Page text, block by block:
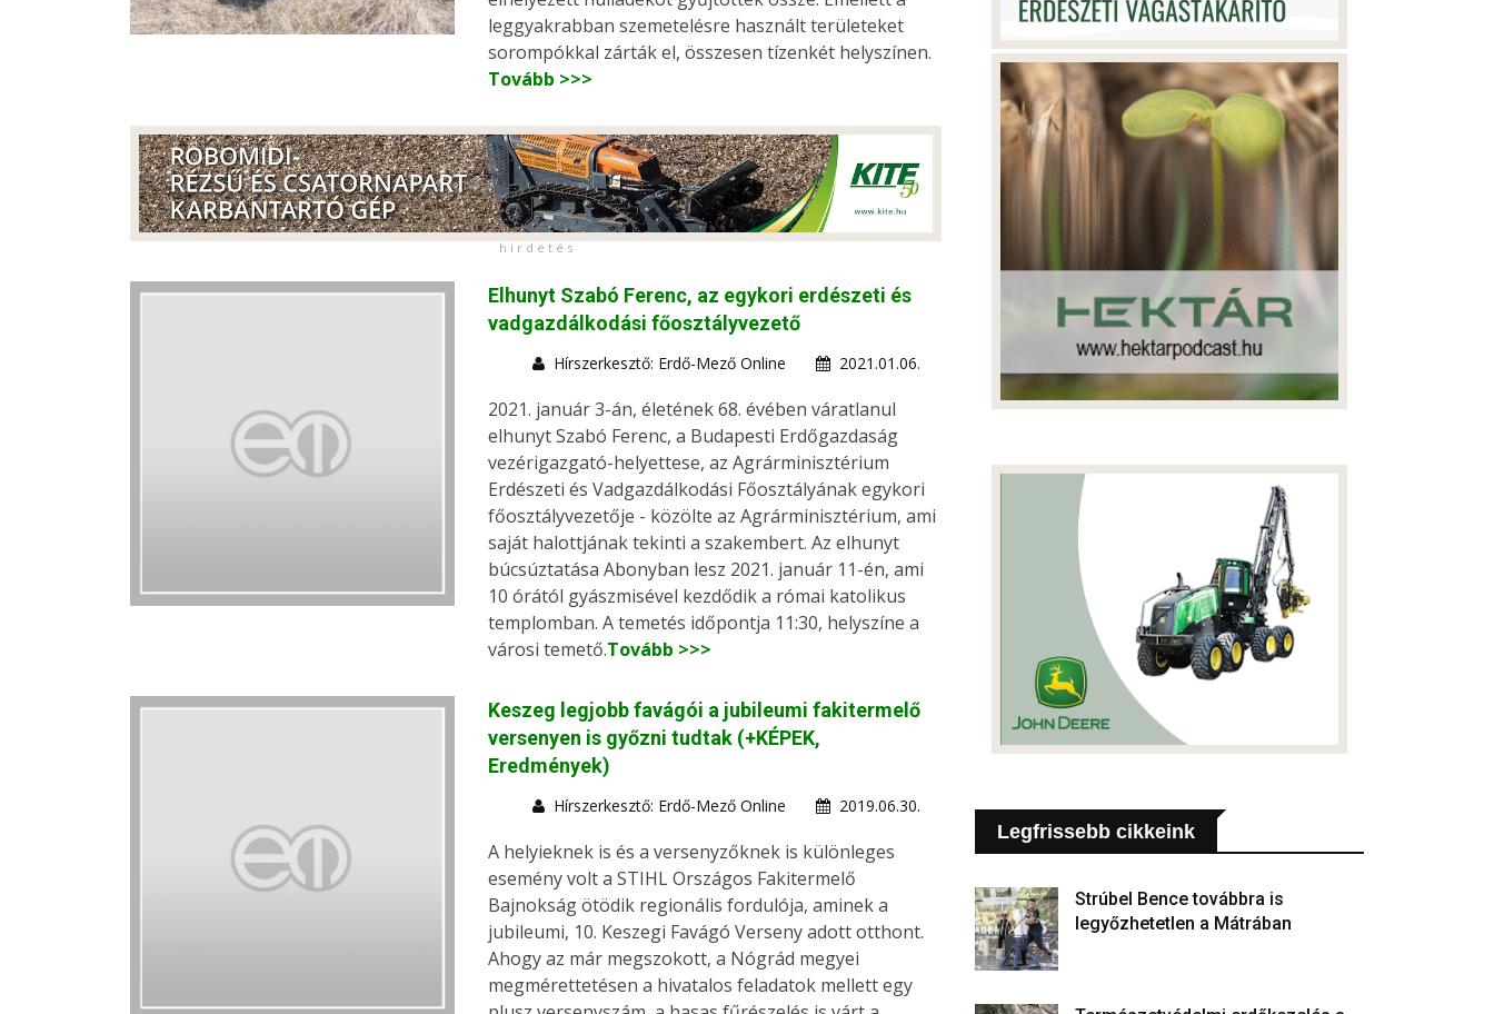
leggyakrabban szemetelésre használt területeket
sorompókkal zárták el, összesen tízenkét helyszínen.
Tovább >>>
h i r d e t é s
Elhunyt Szabó Ferenc, az egykori erdészeti és
vadgazdálkodási főosztályvezető
Hírszerkesztő: Erdő-Mező Online 2021.01.06.
2021. január 3-án, életének 68. évében váratlanul
elhunyt Szabó Ferenc, a Budapesti Erdőgazdaság
vezérigazgató-helyettese, az Agrárminisztérium
Erdészeti és Vadgazdálkodási Főosztályának egykori
főosztályvezetője - közölte az Agrárminisztérium, ami
saját halottjának tekinti a szakembert. Az elhunyt
búcsúztatása Abonyban lesz 2021. január 11-én, ami
10 órától gyászmisével kezdődik a római katolikus
templomban. A temetés időpontja 11:30, helyszíne a
városi temető.Tovább >>>
Keszeg legjobb favágói a jubileumi fakitermelő
versenyen is győzni tudtak (+KÉPEK,
Eredmények)
Hírszerkesztő: Erdő-Mező Online 2019.06.30.
A helyieknek is és a versenyzőknek is különleges
esemény volt a STIHL Országos Fakitermelő
Bajnokság ötödik regionális fordulója, aminek a
jubileumi, 10. Keszegi Favágó Verseny adott otthont.
Ahogy az már megszokott, a Nógrád megyei
megmérettetésen a hivatalos feladatok mellett egy
Legfrissebb cikkeink
Strúbel Bence továbbra is
legyőzhetetlen a Mátrában